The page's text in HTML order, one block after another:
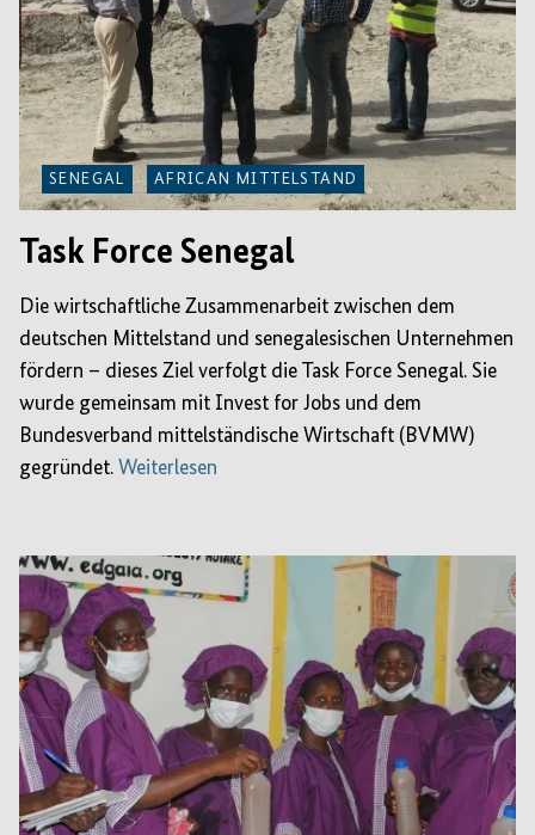
SENEGAL AFRICAN MITTELSTAND
Task Force Senegal
Die wirtschaftliche Zusammenarbeit zwischen dem
deutschen Mittelstand und senegalesischen Unternehmen
fördern – dieses Ziel verfolgt die Task Force Senegal. Sie
wurde gemeinsam mit Invest for Jobs und dem
Bundesverband mittelständische Wirtschaft (BVMW)
gegründet. Weiterlesen